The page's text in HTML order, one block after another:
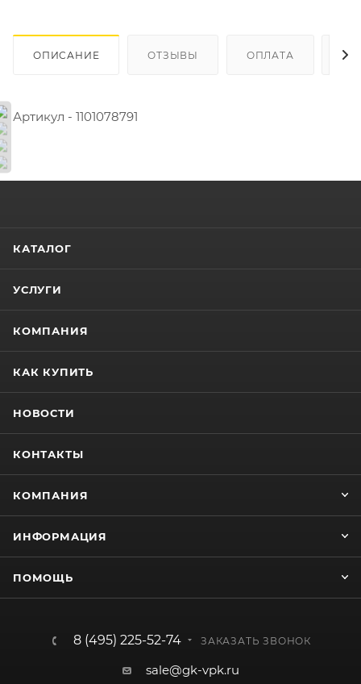
ОПИСАНИЕ ОТЗЫВЫ ОПЛАТА
Артикул - 1101078791
КАТАЛОГ
УСЛУГИ
КОМПАНИЯ
КАК КУПИТЬ
НОВОСТИ
КОНТАКТЫ
КОМПАНИЯ
ИНФОРМАЦИЯ
ПОМОЩЬ
8 (495) 225-52-74 ЗАКАЗАТЬ ЗВОНОК
sale@gk-vpk.ru